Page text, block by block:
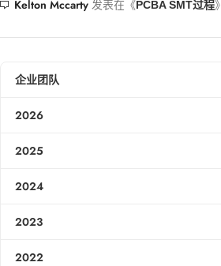
Kelton Mccarty 发表在《PCBA SMT过程》
企业团队
2026
2025
2024
2023
2022